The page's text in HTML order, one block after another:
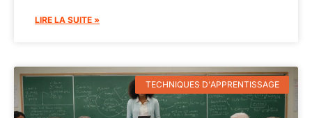
LIRE LA SUITE »
TECHNIQUES D'APPRENTISSAGE